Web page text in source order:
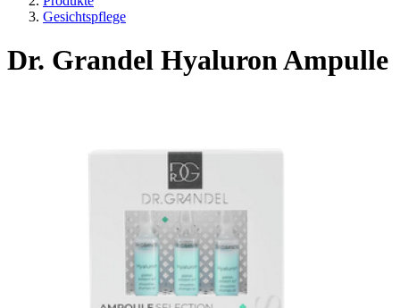
Gesichtspflege
Dr. Grandel Hyaluron Ampulle